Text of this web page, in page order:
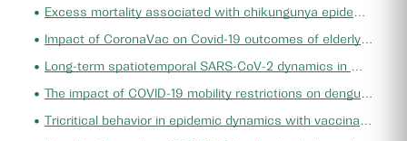
• Excess mortality associated with chikungunya epidemic in Southeast Brazil, 2023
• Impact of CoronaVac on Covid-19 outcomes of elderly adults in a large and socially unequal Brazilian city: A target trial emulation study
• Long-term spatiotemporal SARS-CoV-2 dynamics in wastewater in areas with diverse vulnerabilities
• The impact of COVID-19 mobility restrictions on dengue transmission in urban areas
• Tricritical behavior in epidemic dynamics with vaccination